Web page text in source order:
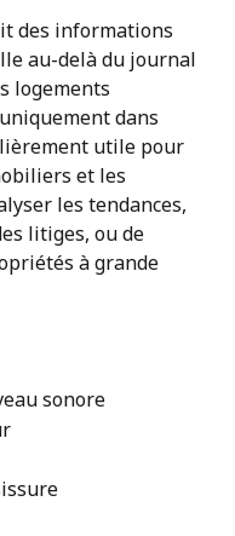
des informations
au-delà du journal
logements
dans
utile pour
et les
les tendances,
litiges, ou de
à grande
sonore